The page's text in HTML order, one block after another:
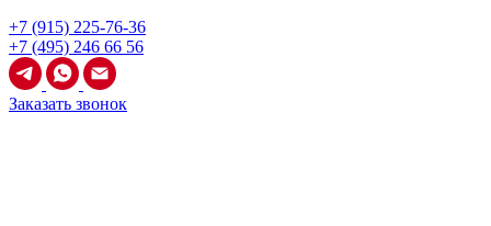
+7 (915) 225-76-36
+7 (495) 246 66 56
Заказать звонок